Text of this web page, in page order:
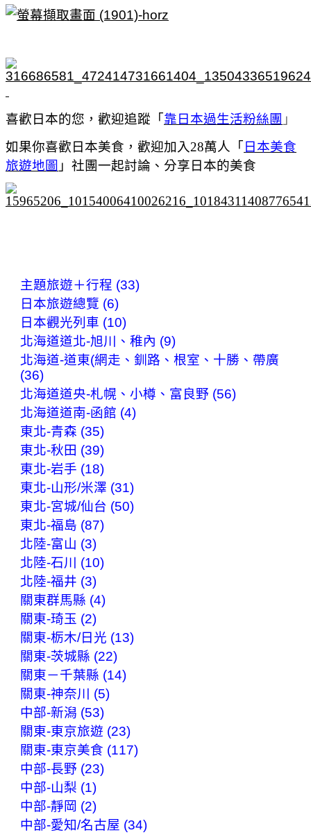
喜歡日本的您，歡迎追蹤「 靠日本過生活粉絲團 」
如果你喜歡日本美食，歡迎加入28萬人「 日本美食
旅遊地圖 」社團一起討論、分享日本的美食
主題旅遊＋行程 (33)
日本旅遊總覽 (6)
日本觀光列車 (10)
北海道道北-旭川、稚內 (9)
北海道-道東(網走、釧路、根室、十勝、帶廣
(36)
北海道道央-札幌、小樽、富良野 (56)
北海道道南-函館 (4)
東北-青森 (35)
東北-秋田 (39)
東北-岩手 (18)
東北-山形/米澤 (31)
東北-宮城/仙台 (50)
東北-福島 (87)
北陸-富山 (3)
北陸-石川 (10)
北陸-福井 (3)
關東群馬縣 (4)
關東-琦玉 (2)
關東-栃木/日光 (13)
關東-茨城縣 (22)
關東－千葉縣 (14)
關東-神奈川 (5)
中部-新潟 (53)
關東-東京旅遊 (23)
關東-東京美食 (117)
中部-長野 (23)
中部-山梨 (1)
中部-靜岡 (2)
中部-愛知/名古屋 (34)